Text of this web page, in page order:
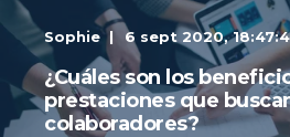
Sophie 6 sept 2020,
¿Cuáles son los
prestaciones que
colaboradores?